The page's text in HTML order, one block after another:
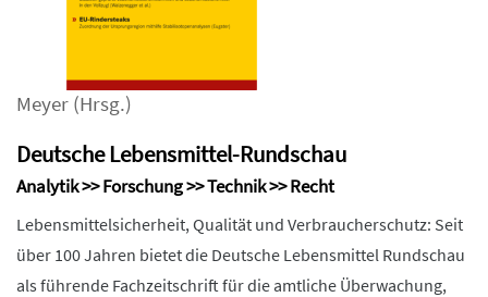
Meyer (Hrsg.)
Deutsche Lebensmittel-Rundschau
Analytik >> Forschung >> Technik >> Recht
Lebensmittelsicherheit, Qualität und Verbraucherschutz: Seit
über 100 Jahren bietet die Deutsche Lebensmittel Rundschau
als führende Fachzeitschrift für die amtliche Überwachung,